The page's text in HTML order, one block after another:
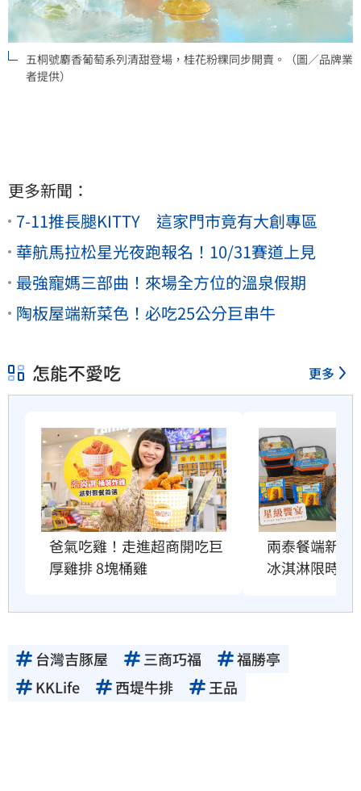
五桐號麝香葡萄系列清甜登場，桂花粉粿同步開賣。（圖／品牌業
者提供）
更多新聞：
7-11推長腿KITTY 這家門市竟有大創專區
華航馬拉松星光夜跑報名！10/31賽道上見
最強寵媽三部曲！來場全方位的溫泉假期
陶板屋端新菜色！必吃25公分巨串牛
怎能不愛吃 更多
爸氣吃雞！走進超商開吃巨
厚雞排 8塊桶雞
兩泰餐端新菜
冰淇淋限時吃
台灣吉豚屋 三商巧福
福勝亭
KKLife
西堤牛排 王品